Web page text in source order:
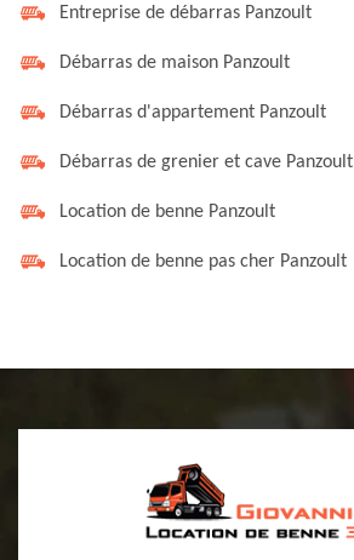
Entreprise de débarras Panzoult
Débarras de maison Panzoult
Débarras d'appartement Panzoult
Débarras de grenier et cave Panzoult
Location de benne Panzoult
Location de benne pas cher Panzoult